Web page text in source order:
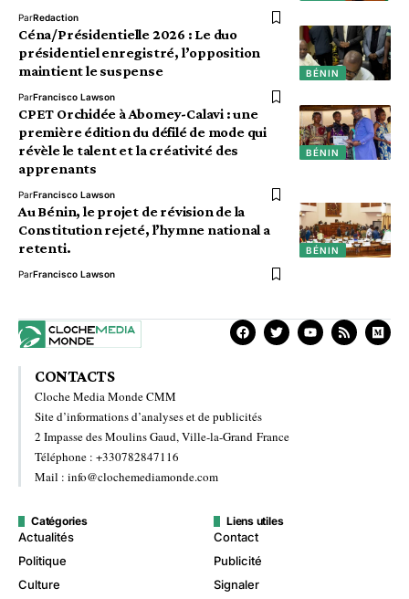
ParRedaction
BÉNIN
Céna/Présidentielle 2026 : Le duo
présidentiel enregistré, l’opposition
maintient le suspense
ParFrancisco Lawson
BÉNIN
CPET Orchidée à Abomey-Calavi : une
première édition du défilé de mode qui
révèle le talent et la créativité des
apprenants
ParFrancisco Lawson
BÉNIN
Au Bénin, le projet de révision de la
Constitution rejeté, l’hymne national a
retenti.
ParFrancisco Lawson
CONTACTS
Cloche Media Monde CMM
Site d’informations d’analyses et de publicités
2 Impasse des Moulins Gaud, Ville-la-Grand France
Téléphone : +330782847116
Mail : info@clochemediamonde.com
Catégories
Actualités
Politique
Culture
Liens utiles
Contact
Publicité
Signaler